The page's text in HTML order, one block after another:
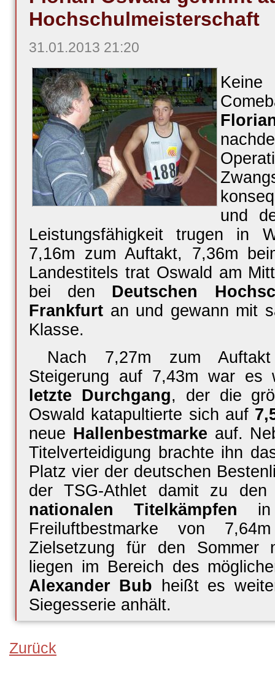
Hochschulmeisterschaft
31.01.2013 21:20
und
Leistungsfähigkeit trugen in
7,16m zum Auftakt, 7,36m
Landestitels trat Oswald am
bei den Deutschen
Frankfurt an und gewann mit
Klasse.
Nach 7,27m zum Auftakt
Steigerung auf 7,43m war es
letzte Durchgang, der die
Oswald katapultierte sich auf
neue Hallenbestmarke auf.
Titelverteidigung brachte ihn
Platz vierder deutschen
der TSG-Athlet damit zu
nationalen Titelkämpfen in
Freiluftbestmarke von
Zielsetzung für den Sommer
liegen im Bereich des
Alexander Bub heißt es
Siegesserie anhält.
Zurück